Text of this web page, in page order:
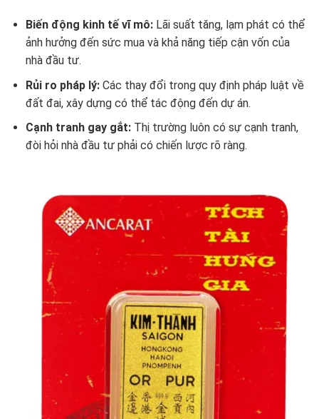
Biến động kinh tế vĩ mô:Lãi suất tăng, lạm phát có thể
ảnh hưởng đến sức mua và khả năng tiếp cận vốn của
nhà đầu tư.
Rủi ro pháp lý:Các thay đổi trong quy định pháp luật về
đất đai, xây dựng có thể tác động đến dự án.
Cạnh tranh gay gắt:Thị trường luôn có sự cạnh tranh,
đòi hỏi nhà đầu tư phải có chiến lược rõ ràng.